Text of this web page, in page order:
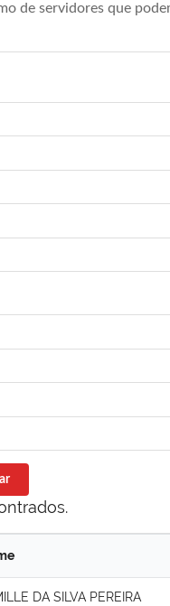
de servidores que
DA SILVA PEREIRA